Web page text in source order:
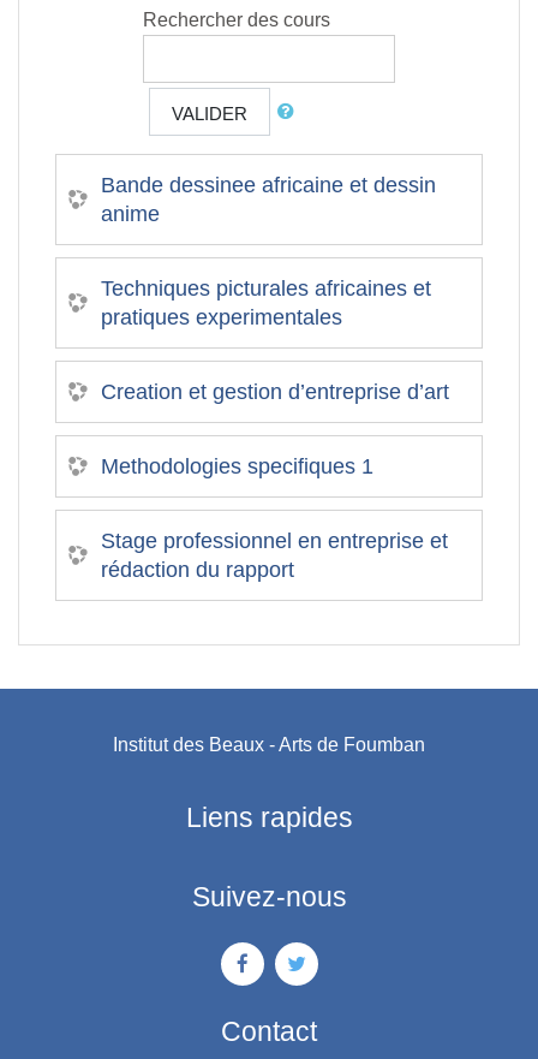
Rechercher des cours
VALIDER
Bande dessinee africaine et dessin
anime
Techniques picturales africaines et
pratiques experimentales
Creation et gestion d’entreprise d’art
Methodologies specifiques 1
Stage professionnel en entreprise et
rédaction du rapport
Institut des Beaux - Arts de Foumban
Liens rapides
Suivez-nous
Contact